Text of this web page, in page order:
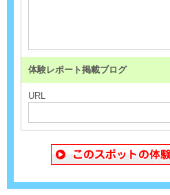
体験レポート掲載ブログ
URL